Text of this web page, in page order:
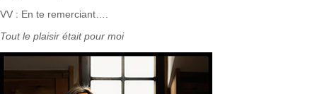
VV : En te remerciant….
Tout le plaisir était pour moi